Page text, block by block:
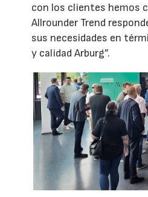
con los clientes hemos
Allrounder Trend
sus necesidades en
y calidad Arburg”.